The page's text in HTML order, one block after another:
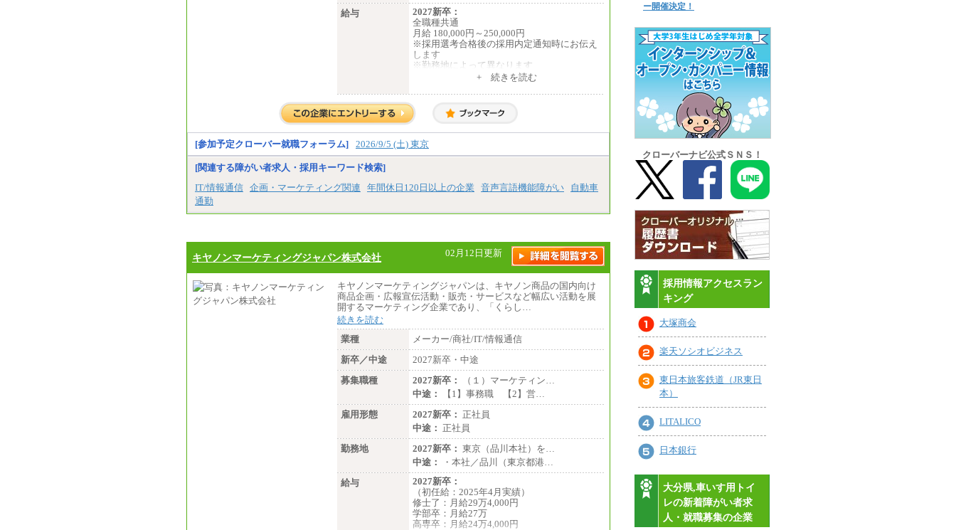
給与
2027新卒：
全職種共通
月給 180,000円～250,000円
※採用選考合格後の採用内定通知時にお伝え
します
※勤務地によって異なります
全職種共通
月給 200,000円～250,000円
入社時の処遇は経験・能力を考慮の上、当社
具体的な金額は採用選考合格後に採用内定通
知時にお伝えします。
+ 続きを読む
[参加予定クローバー就職フォーラム] 2026/9/5 (土) 東京
[関連する障がい者求人・採用キーワード検索]
IT/情報通信 企画・マーケティング関連 年間休日120日以上の企業 音声言語機能障がい
自動車
通勤
キヤノンマーケティングジャパン株式会社 02月12日更新
キヤノンマーケティングジャパンは、キヤノン商品の国内向け
商品企画・広報宣伝活動・販売・サービスなど幅広い活動を展
開するマーケティング企業であり、「くらし…
続きを読む
業種
メーカー/商社/IT/情報通信
新卒／中途
2027新卒・中途
募集職種
2027新卒：
（１）マーケティン…
中途：
【1】事務職 【2】営…
雇用形態
2027新卒： 正社員
中途： 正社員
勤務地
2027新卒： 東京（品川本社）を…
中途：
・本社／品川（東京都港…
給与
2027新卒：
（初任給：2025年4月実績）
修士了：月給29万4,000円
学部卒：月給27万
高専卒：月給24万4,000円
ー開催決定！
クローバーナビ公式ＳＮＳ！
採用情報アクセスラン
キング
大塚商会
楽天ソシオビジネス
東日本旅客鉄道（JR東日
本）
LITALICO
日本銀行
大分県,車いす用トイ
レの新着障がい者求
人・就職募集の企業